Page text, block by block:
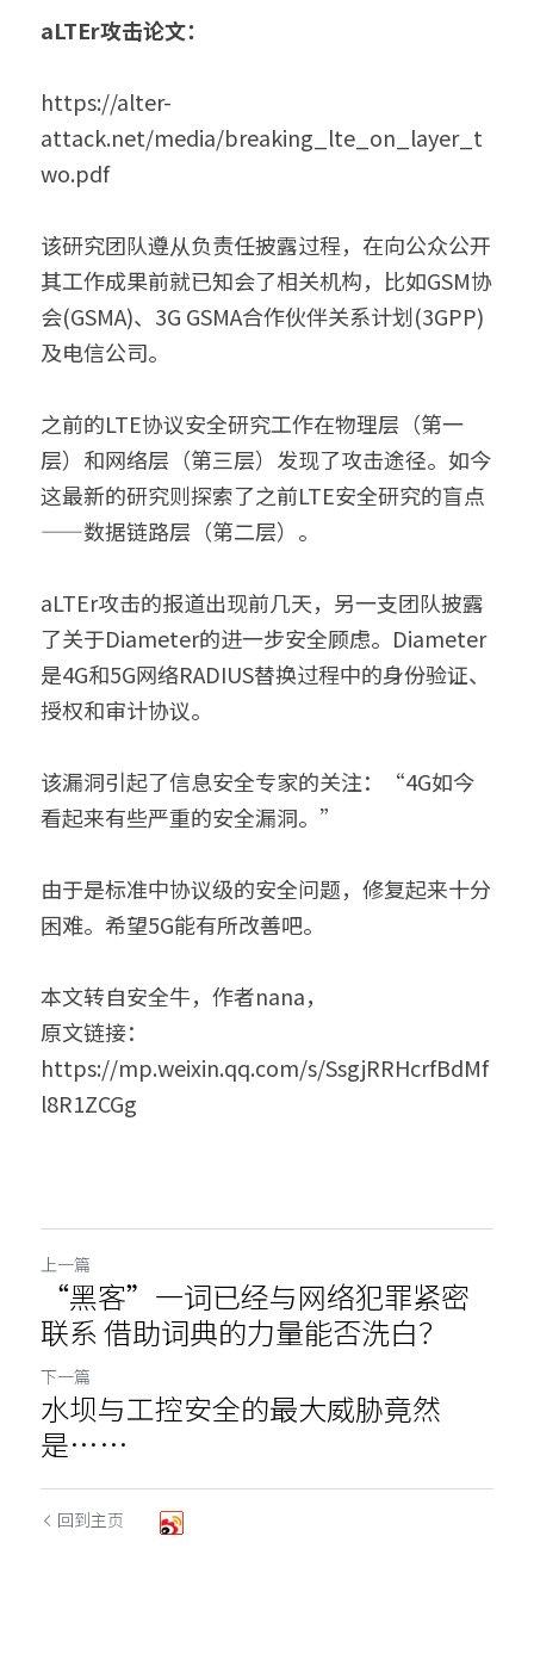
aLTEr攻击论文：
https://alter-
attack.net/media/breaking_lte_on_layer_t
wo.pdf
该研究团队遵从负责任披露过程，在向公众公开
其工作成果前就已知会了相关机构，比如GSM协
会(GSMA)、3G GSMA合作伙伴关系计划(3GPP)
及电信公司。
之前的LTE协议安全研究工作在物理层（第一
层）和网络层（第三层）发现了攻击途径。如今
这最新的研究则探索了之前LTE安全研究的盲点
——数据链路层（第二层）。
aLTEr攻击的报道出现前几天，另一支团队披露
了关于Diameter的进一步安全顾虑。Diameter
是4G和5G网络RADIUS替换过程中的身份验证、
授权和审计协议。
该漏洞引起了信息安全专家的关注：“4G如今
看起来有些严重的安全漏洞。”
由于是标准中协议级的安全问题，修复起来十分
困难。希望5G能有所改善吧。
本文转自安全牛，作者nana，
原文链接：
https://mp.weixin.qq.com/s/SsgjRRHcrfBdMf
l8R1ZCGg
上一篇
“黑客”一词已经与网络犯罪紧密
联系 借助词典的力量能否洗白？
下一篇
水坝与工控安全的最大威胁竟然
是……
回到主页